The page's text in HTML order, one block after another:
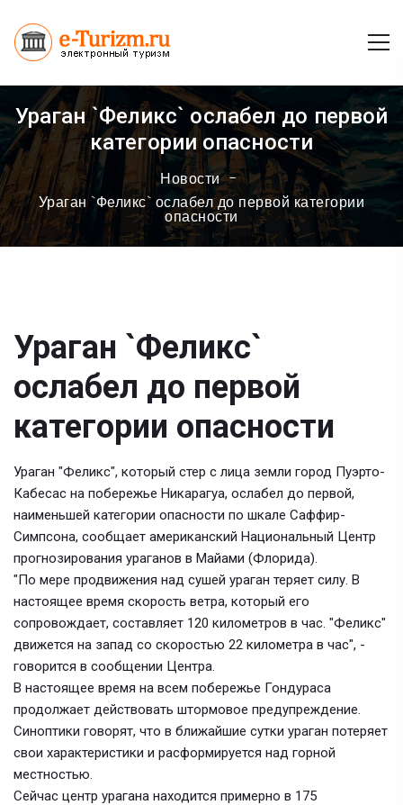
Ураган `Феликс` ослабел до первой
категории опасности
Новости
Ураган `Феликс` ослабел до первой категории
опасности
Ураган `Феликс`
ослабел до первой
категории опасности
Ураган "Феликс", который стер с лица земли город Пуэрто-
Кабесас на побережье Никарагуа, ослабел до первой,
наименьшей категории опасности по шкале Саффир-
Симпсона, сообщает американский Национальный Центр
прогнозирования ураганов в Майами (Флорида).
"По мере продвижения над сушей ураган теряет силу. В
настоящее время скорость ветра, который его
сопровождает, составляет 120 километров в час. "Феликс"
движется на запад со скоростью 22 километра в час", -
говорится в сообщении Центра.
В настоящее время на всем побережье Гондураса
продолжает действовать штормовое предупреждение.
Синоптики говорят, что в ближайшие сутки ураган потеряет
свои характеристики и расформируется над горной
местностью.
Сейчас центр урагана находится примерно в 175